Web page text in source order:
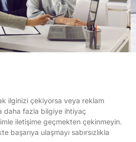
ilginizi çekiyorsa veya reklam
daha fazla bilgiye ihtiyaç
iletişime geçmekten çekinmeyin.
başarıya ulaşmayı sabırsızlıkla